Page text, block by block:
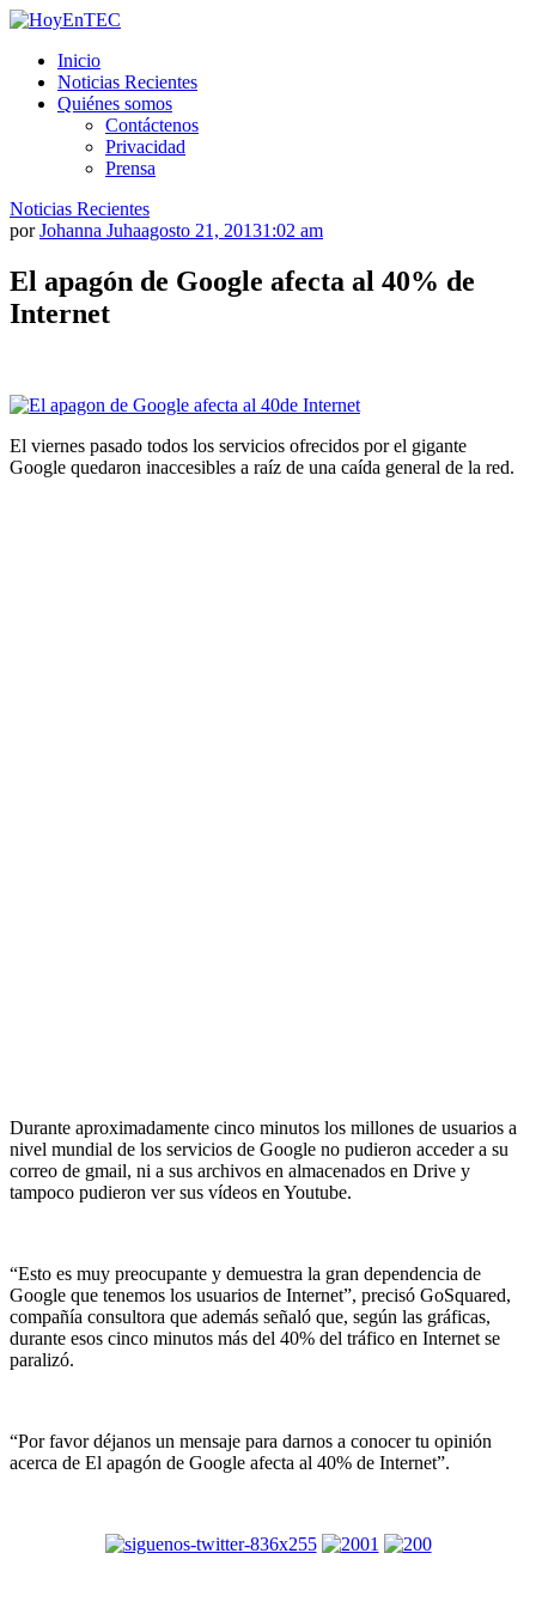
Saltar
contenido.
Inicio
Noticias Recientes
Quiénes somos
Contáctenos
Privacidad
Prensa
Noticias Recientes
porJohanna Juhaagosto 21, 20131:02 am
El apagón de Google afecta al 40% de
Internet
El viernes pasado todos los servicios ofrecidos por el gigante
Google quedaron inaccesibles a raíz de una caída general de la red.
Durante aproximadamente cinco minutos los millones de usuarios a
nivel mundial de los servicios de Google no pudieron acceder a su
correo de gmail, ni a sus archivos en almacenados en Drive y
tampoco pudieron ver sus vídeos en Youtube.
“Esto es muy preocupante y demuestra la gran dependencia de
Google que tenemos los usuarios de Internet”, precisó GoSquared,
compañía consultora que además señaló que, según las gráficas,
durante esos cinco minutos más del 40% del tráfico en Internet se
paralizó.
“Por favor déjanos un mensaje para darnos a conocer tu opinión
acerca de El apagón de Google afecta al 40% de Internet”.